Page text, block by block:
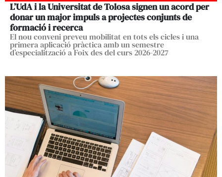
L’UdA i la Universitat de Tolosa signen un acord per
donar un major impuls a projectes conjunts de
formació i recerca
El nou conveni preveu mobilitat en tots els cicles i una
primera aplicació pràctica amb un semestre
d’especialització a Foix des del curs 2026-2027